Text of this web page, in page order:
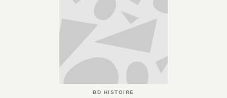
BD HISTOIRE